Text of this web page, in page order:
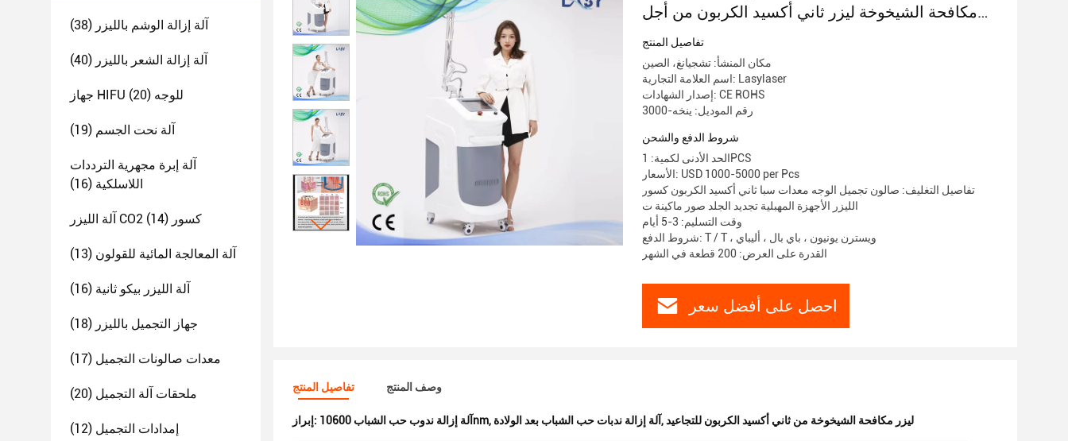
آلة إزالة الوشم بالليزر (38)
آلة إزالة الشعر بالليزر (40)
جهاز HIFU للوجه (20)
آلة نحت الجسم (19)
آلة إبرة مجهرية الترددات
اللاسلكية (16)
آلة الليزر CO2 كسور (14)
آلة المعالجة المائية للقولون (13)
آلة الليزر بيكو ثانية (16)
جهاز التجميل بالليزر (18)
معدات صالونات التجميل (17)
ملحقات آلة التجميل (20)
إمدادات التجميل (12)
مكافحة الشيخوخة ليزر ثاني أكسيد الكربون من أجل
التجاعيد
تفاصيل المنتج
مكان المنشأ: تشجيانغ، الصين
اسم العلامة التجارية: Lasylaser
إصدار الشهادات: CE ROHS
رقم الموديل: ينخه-3000
شروط الدفع والشحن
الحد الأدنى لكمية: 1PCS
الأسعار: USD 1000-5000 per Pcs
تفاصيل التغليف: صالون تجميل الوجه معدات سبا ثاني أكسيد الكربون كسور
الليزر الأجهزة المهبلية تجديد الجلد صور ماكينة ت
وقت التسليم: 3-5 أيام
شروط الدفع: T / T ، ويسترن يونيون ، باي بال ، أليباي
القدرة على العرض: 200 قطعة في الشهر
احصل على أفضل سعر
تفاصيل المنتج وصف المنتج
إبراز: آلة إزالة ندوب حب الشباب 10600nm, آلة إزالة ندبات حب الشباب بعد الولادة ,ليزر مكافحة الشيخوخة من ثاني أكسيد الكربون للتجاعيد